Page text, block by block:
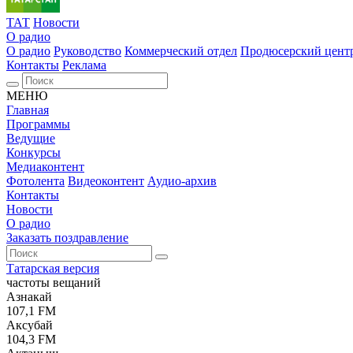
ТАТ Новости
О радио
О радио Руководство Коммерческий отдел Продюсерский
Контакты Реклама
МЕНЮ
Главная
Программы
Ведущие
Конкурсы
Медиаконтент
Фотолента Видеоконтент Аудио-архив
Контакты
Новости
О радио
Заказать поздравление
Татарская версия
частоты вещаний
Азнакай
107,1 FM
Аксубай
104,3 FM